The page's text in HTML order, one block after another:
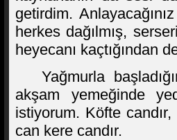
getirdim.
herkes dağılmış,
heyecanı kaçtığından
Yağmurla
akşam yemeğinde
istiyorum. Köfte
can kere candır.